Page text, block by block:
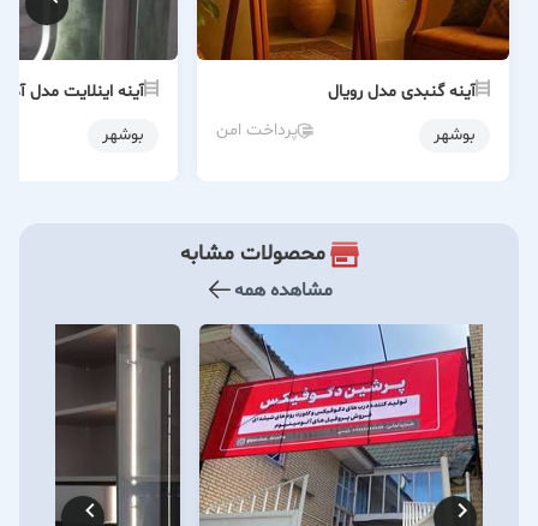
آینه گنبدی مدل رویال
بوشهر
پرداخت امن
آینه اینلایت مدل
بوشهر
محصولات مشابه
مشاهده همه